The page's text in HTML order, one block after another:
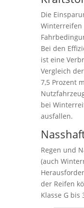
Die
Winterreifen
Bei den
ist eine
Vergleich
7,5 Prozent
bei
ausfallen.
Regen und
(auch
der Reifen
Klasse G bis